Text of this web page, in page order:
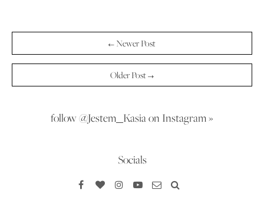
← Newer Post
Older Post →
follow @Jestem_Kasia on Instagram »
Socials